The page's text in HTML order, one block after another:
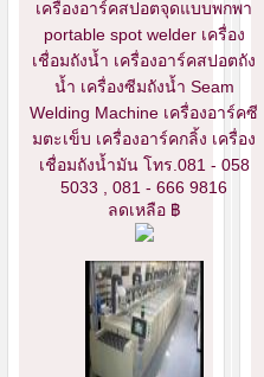
เครื่องอาร์คสปอตจุดแบบพกพา
portable spot welder เครื่อง
เชื่อมถังน้ำ เครื่องอาร์คสปอตถัง
น้ำ เครื่องซีมถังน้ำ Seam
Welding Machine เครื่องอาร์คซี
มตะเข็บ เครื่องอาร์คกลิ้ง เครื่อง
เชื่อมถังน้ำมัน โทร.081 - 058
5033 , 081 - 666 9816
ลดเหลือ ฿